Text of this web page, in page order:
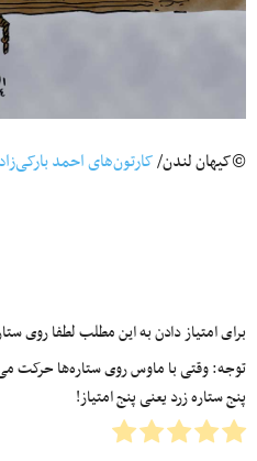
©کیهان لندن/کارتون‌های احمد
برای امتیاز دادن به این مطلب لطفا روی
توجه: وقتی با ماوس روی ستاره‌ها حرکت
پنج ستاره زرد یعنی پنج امتیاز!